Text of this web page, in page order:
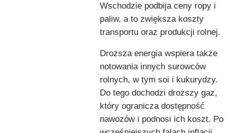
Wschodzie podbija ceny ropy i
paliw, a to zwiększa koszty
transportu oraz produkcji rolnej.
Droższa energia wspiera także
notowania innych surowców
rolnych, w tym soi i kukurydzy.
Do tego dochodzi droższy gaz,
który ogranicza dostępność
nawozów i podnosi ich koszt. Po